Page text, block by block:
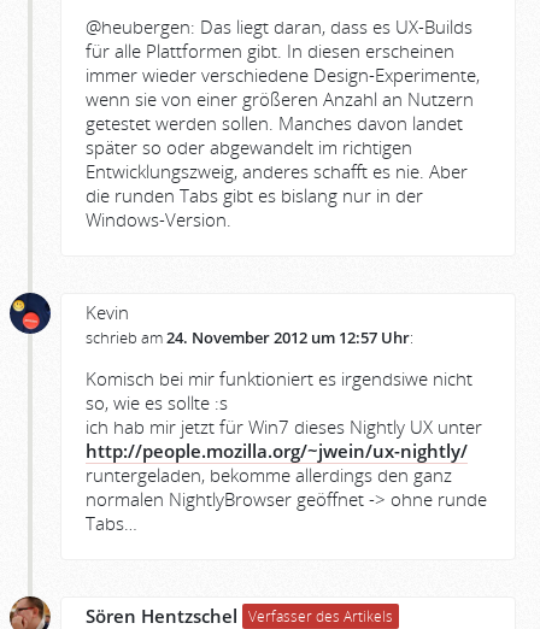
@heubergen: Das liegt daran, dass es UX-Builds
für alle Plattformen gibt. In diesen erscheinen
immer wieder verschiedene Design-Experimente,
wenn sie von einer größeren Anzahl an Nutzern
getestet werden sollen. Manches davon landet
später so oder abgewandelt im richtigen
Entwicklungszweig, anderes schafft es nie. Aber
die runden Tabs gibt es bislang nur in der
Windows-Version.
Kevin
schrieb am24. November 2012 um 12:57 Uhr:
Komisch bei mir funktioniert es irgendsiwe nicht
so, wie es sollte :s
ich hab mir jetzt für Win7 dieses Nightly UX unter
http://people.mozilla.org/~jwein/ux-nightly/
runtergeladen, bekomme allerdings den ganz
normalen NightlyBrowser geöffnet -> ohne runde
Tabs…
Sören Hentzschel Verfasser des Artikels